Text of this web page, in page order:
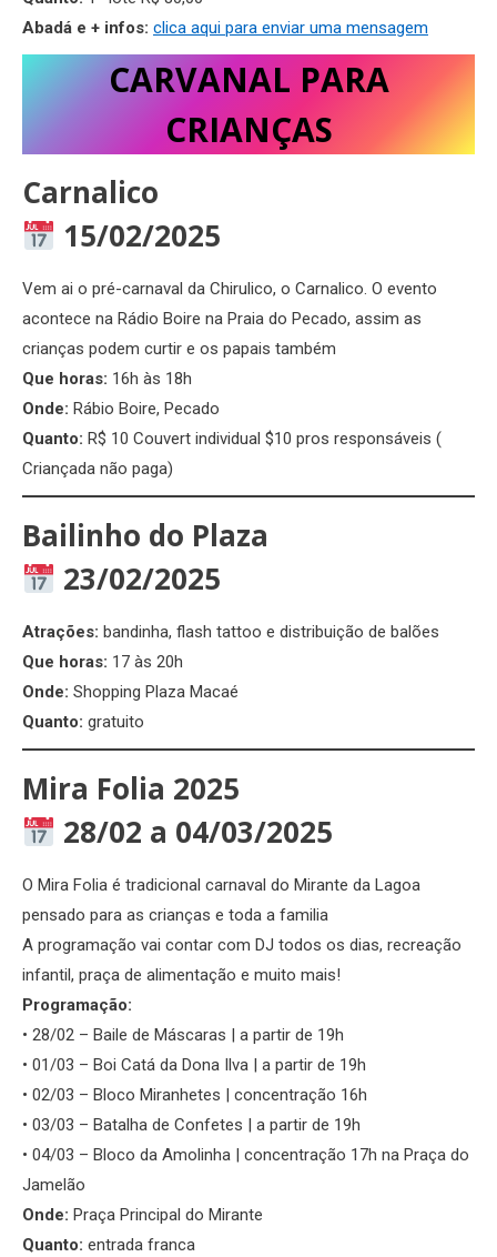
Abadá e + infos: clica aqui para enviar uma mensagem
CARVANAL PARA
CRIANÇAS
Carnalico
15/02/2025
Vem ai o pré-carnaval da Chirulico, o Carnalico. O evento
acontece na Rádio Boire na Praia do Pecado, assim as
crianças podem curtir e os papais também
Que horas: 16h às 18h
Onde: Rábio Boire, Pecado
Quanto: R$ 10 Couvert individual $10 pros responsáveis (
Criançada não paga)
Bailinho do Plaza
23/02/2025
Atrações: bandinha, flash tattoo e distribuição de balões
Que horas: 17 às 20h
Onde: Shopping Plaza Macaé
Quanto: gratuito
Mira Folia 2025
28/02 a 04/03/2025
O Mira Folia é tradicional carnaval do Mirante da Lagoa
pensado para as crianças e toda a familia
A programação vai contar com DJ todos os dias, recreação
infantil, praça de alimentação e muito mais!
Programação:
• 28/02 – Baile de Máscaras | a partir de 19h
• 01/03 – Boi Catá da Dona Ilva | a partir de 19h
• 02/03 – Bloco Miranhetes | concentração 16h
• 03/03 – Batalha de Confetes | a partir de 19h
• 04/03 – Bloco da Amolinha | concentração 17h na Praça do
Jamelão
Onde: Praça Principal do Mirante
Quanto: entrada franca